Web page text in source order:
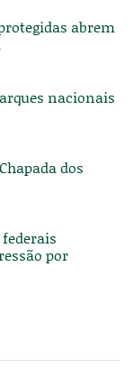
abrem
nacionais
dos
por